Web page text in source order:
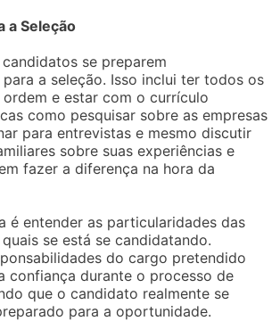
a Seleção
se preparem
a seleção. Isso inclui ter todos os
e estar com o currículo
como pesquisar sobre as empresas
para entrevistas e mesmo discutir
sobre suas experiências e
fazer a diferença na hora da
é entender as particularidades das
se está se candidatando.
do cargo pretendido
confiança durante o processo de
que o candidato realmente se
para a oportunidade.